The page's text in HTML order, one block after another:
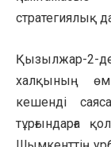
стратегиялық
Қызылжар-2-
халқының
кешенді
тұрғындарға